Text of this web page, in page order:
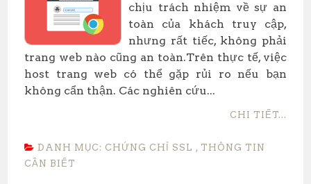
chịu trách nhiệm về sự an
toàn của khách truy cập,
nhưng rất tiếc, không phải
trang web nào cũng an toàn.Trên thực tế, việc
host trang web có thể gặp rủi ro nếu bạn
không cẩn thận. Các nghiên cứu...
CHI TIẾT...
DANH MỤC: CHỨNG CHỈ SSL , THÔNG TIN
CẦN BIẾT